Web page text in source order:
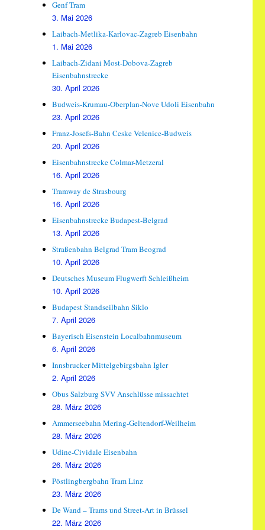
Genf Tram
3. Mai 2026
Laibach-Metlika-Karlovac-Zagreb Eisenbahn
1. Mai 2026
Laibach-Zidani Most-Dobova-Zagreb
Eisenbahnstrecke
30. April 2026
Budweis-Krumau-Oberplan-Nove Udoli Eisenbahn
23. April 2026
Franz-Josefs-Bahn Ceske Velenice-Budweis
20. April 2026
Eisenbahnstrecke Colmar-Metzeral
16. April 2026
Tramway de Strasbourg
16. April 2026
Eisenbahnstrecke Budapest-Belgrad
13. April 2026
Straßenbahn Belgrad Tram Beograd
10. April 2026
Deutsches Museum Flugwerft Schleißheim
10. April 2026
Budapest Standseilbahn Siklo
7. April 2026
Bayerisch Eisenstein Localbahnmuseum
6. April 2026
Innsbrucker Mittelgebirgsbahn Igler
2. April 2026
Obus Salzburg SVV Anschlüsse missachtet
28. März 2026
Ammerseebahn Mering-Geltendorf-Weilheim
28. März 2026
Udine-Cividale Eisenbahn
26. März 2026
Pöstlingbergbahn Tram Linz
23. März 2026
De Wand – Trams und Street-Art in Brüssel
22. März 2026